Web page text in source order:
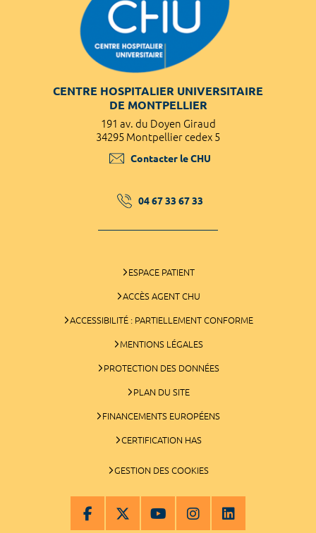
CENTRE HOSPITALIER UNIVERSITAIRE
DE MONTPELLIER
191 av. du Doyen Giraud
34295 Montpellier cedex 5
Contacter le CHU
04 67 33 67 33
ESPACE PATIENT
ACCÈS AGENT CHU
ACCESSIBILITÉ : PARTIELLEMENT CONFORME
MENTIONS LÉGALES
PROTECTION DES DONNÉES
PLAN DU SITE
FINANCEMENTS EUROPÉENS
CERTIFICATION HAS
GESTION DES COOKIES